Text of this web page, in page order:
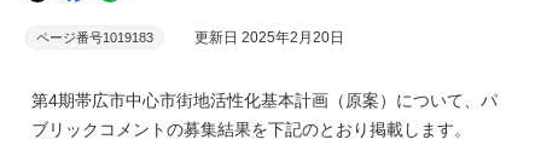
ページ番号1019183 更新日 2025年2月20日
第4期帯広市中心市街地活性化基本計画（原案）について、パ
ブリックコメントの募集結果を下記のとおり掲載します。